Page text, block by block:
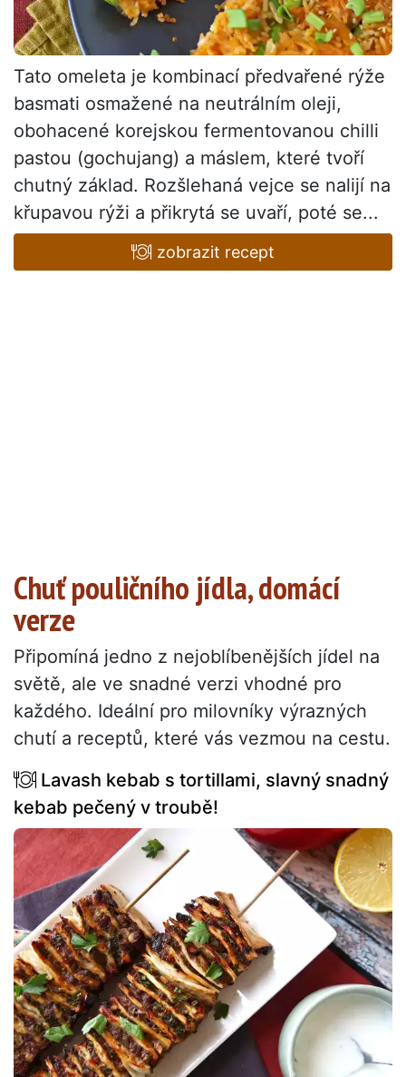
Tato omeleta je kombinací předvařené rýže
basmati osmažené na neutrálním oleji,
obohacené korejskou fermentovanou chilli
pastou (gochujang) a máslem, které tvoří
chutný základ. Rozšlehaná vejce se nalijí na
křupavou rýži a přikrytá se uvaří, poté se...
zobrazit recept
Chuť pouličního jídla, domácí
verze
Připomíná jedno z nejoblíbenějších jídel na
světě, ale ve snadné verzi vhodné pro
každého. Ideální pro milovníky výrazných
chutí a receptů, které vás vezmou na cestu.
Lavash kebab s tortillami, slavný snadný
kebab pečený v troubě!